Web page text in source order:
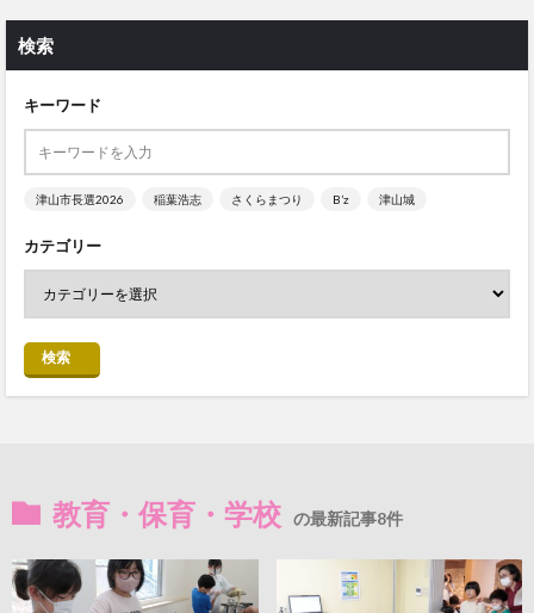
検索
キーワード
津山市長選2026 稲葉浩志 さくらまつり B’z 津山城
カテゴリー
検索
教育・保育・学校 の最新記事8件